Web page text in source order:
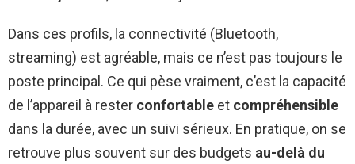
Dans ces profils, la connectivité (Bluetooth,
streaming) est agréable, mais ce n’est pas toujours le
poste principal. Ce qui pèse vraiment, c’est la capacité
de l’appareil à rester confortable et compréhensible
dans la durée, avec un suivi sérieux. En pratique, on se
retrouve plus souvent sur des budgets au-delà du